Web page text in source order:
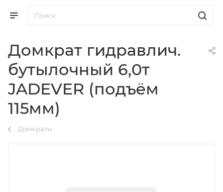
Домкрат гидравлич.
бутылочный 6,0т
JADEVER (подъём
115мм)
Домкраты